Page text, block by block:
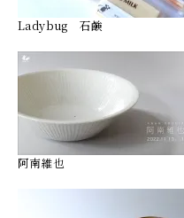
Ladybug 石鹸
阿南維也